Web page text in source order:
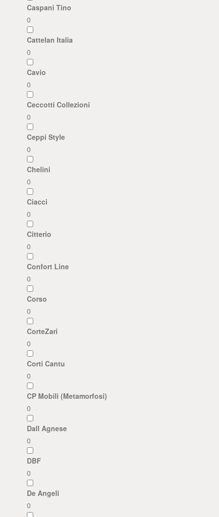
Caspani Tino
0
Cattelan Italia
0
Cavio
0
Ceccotti Collezioni
0
Ceppi Style
0
Chelini
0
Ciacci
0
Citterio
0
Confort Line
0
Corso
0
CorteZari
0
Corti Cantu
0
CP Mobili (Metamorfosi)
0
Dall Agnese
0
DBF
0
De Angeli
0